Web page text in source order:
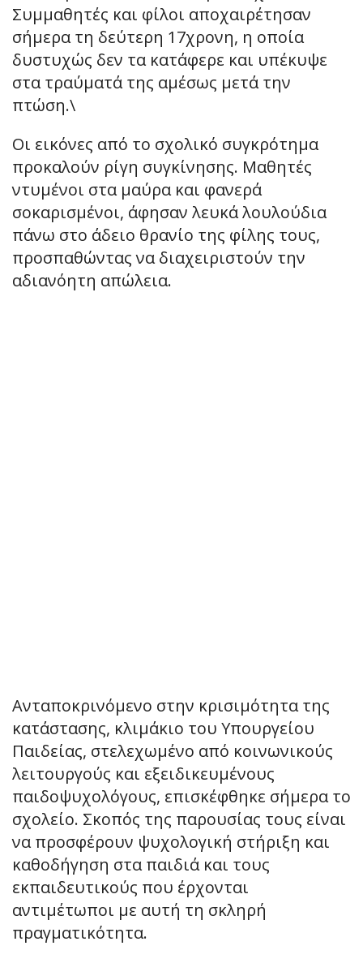
Συμμαθητές και φίλοι αποχαιρέτησαν
σήμερα τη δεύτερη 17χρονη, η οποία
δυστυχώς δεν τα κατάφερε και υπέκυψε
στα τραύματά της αμέσως μετά την
πτώση.\
Οι εικόνες από το σχολικό συγκρότημα
προκαλούν ρίγη συγκίνησης. Μαθητές
ντυμένοι στα μαύρα και φανερά
σοκαρισμένοι, άφησαν λευκά λουλούδια
πάνω στο άδειο θρανίο της φίλης τους,
προσπαθώντας να διαχειριστούν την
αδιανόητη απώλεια.
Ανταποκρινόμενο στην κρισιμότητα της
κατάστασης, κλιμάκιο του Υπουργείου
Παιδείας, στελεχωμένο από κοινωνικούς
λειτουργούς και εξειδικευμένους
παιδοψυχολόγους, επισκέφθηκε σήμερα το
σχολείο. Σκοπός της παρουσίας τους είναι
να προσφέρουν ψυχολογική στήριξη και
καθοδήγηση στα παιδιά και τους
εκπαιδευτικούς που έρχονται
αντιμέτωποι με αυτή τη σκληρή
πραγματικότητα.